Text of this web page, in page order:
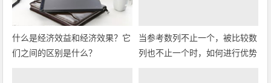
什么是经济效益和经济效果？它
们之间的区别是什么？
当参考数列不止一个，被比较数
列也不止一个时，如何进行优势